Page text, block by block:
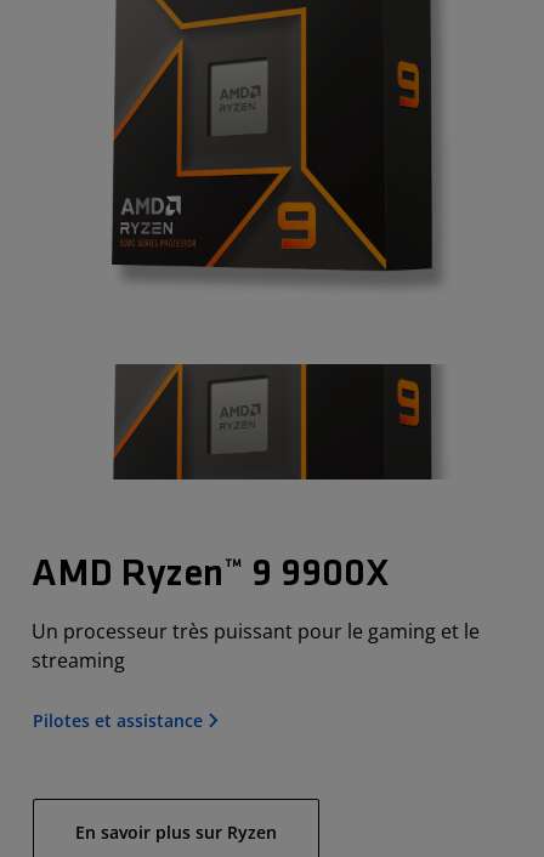
AMD Ryzen™ 9 9900X
Un processeur très puissant pour le gaming et le
streaming
Pilotes et assistance
En savoir plus sur Ryzen